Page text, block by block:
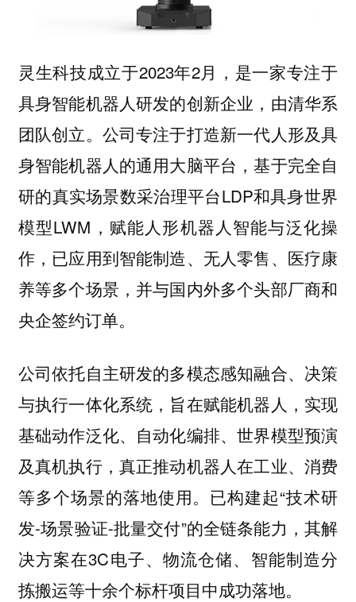
灵生科技成立于2023年2月，是一家专注于
具身智能机器人研发的创新企业，由清华系
团队创立。公司专注于打造新一代人形及具
身智能机器人的通用大脑平台，基于完全自
研的真实场景数采治理平台LDP和具身世界
模型LWM，赋能人形机器人智能与泛化操
作，已应用到智能制造、无人零售、医疗康
养等多个场景，并与国内外多个头部厂商和
央企签约订单。
公司依托自主研发的多模态感知融合、决策
与执行一体化系统，旨在赋能机器人，实现
基础动作泛化、自动化编排、世界模型预演
及真机执行，真正推动机器人在工业、消费
等多个场景的落地使用。已构建起“技术研
发-场景验证-批量交付”的全链条能力，其解
决方案在3C电子、物流仓储、智能制造分
拣搬运等十余个标杆项目中成功落地。